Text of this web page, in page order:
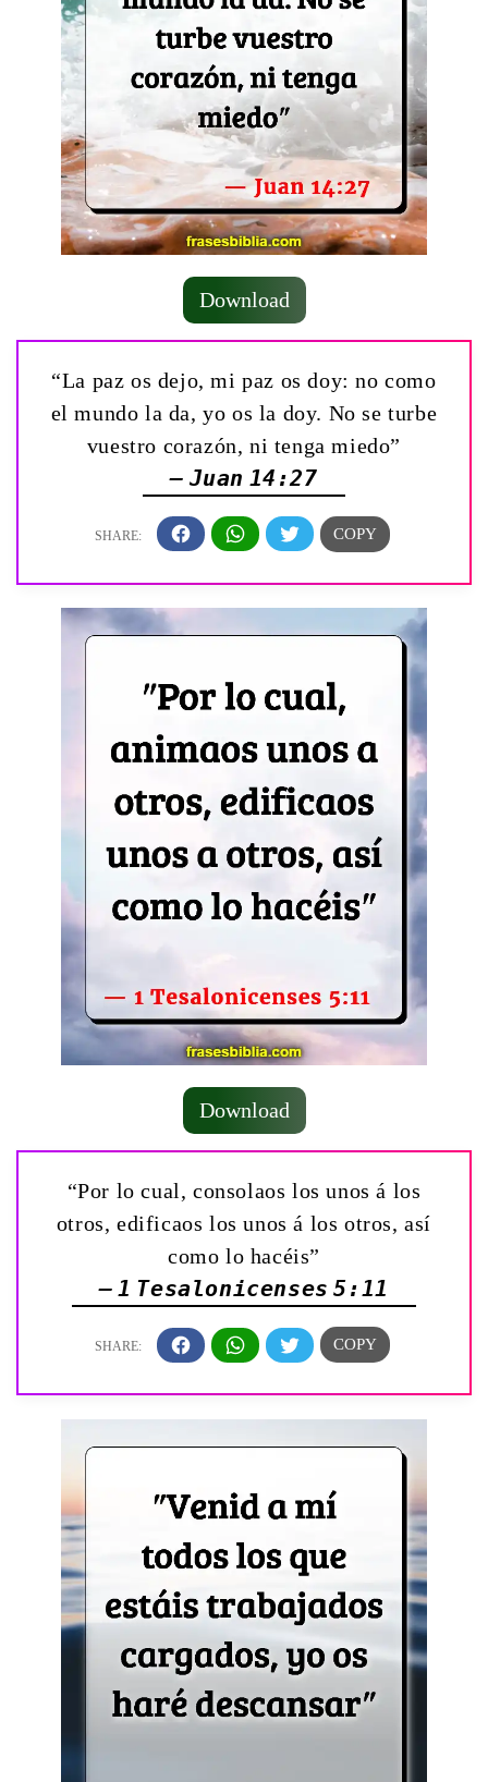
Download
“La paz os dejo, mi paz os doy: no como
el mundo la da, yo os la doy. No se turbe
vuestro corazón, ni tenga miedo”
— Juan 14:27
Download
“Por lo cual, consolaos los unos á los
otros, edificaos los unos á los otros, así
como lo hacéis”
— 1 Tesalonicenses 5:11